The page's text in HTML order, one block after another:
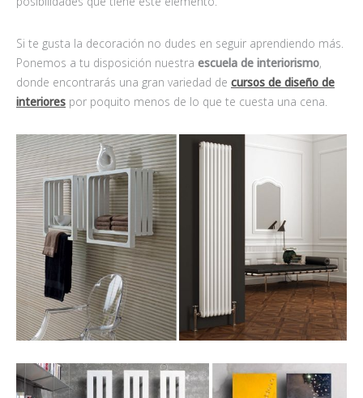
Si te gusta la decoración no dudes en seguir aprendiendo más.
Ponemos a tu disposición nuestra escuela de interiorismo,
donde encontrarás una gran variedad de cursos de diseño de
interiores por poquito menos de lo que te cuesta una cena.